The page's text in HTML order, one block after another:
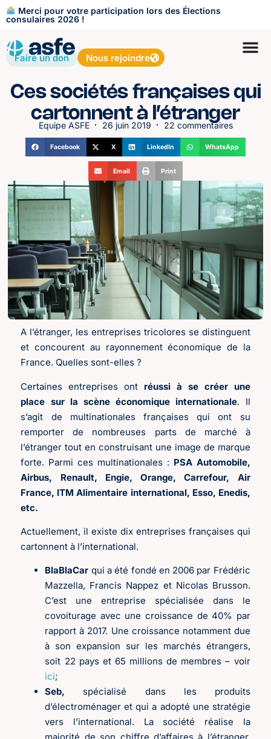
Merci pour votre participation lors des Élections
consulaires 2026 !
Faire un don Nous rejoindre
Ces sociétés françaises qui
cartonnent à l’étranger
Equipe ASFE 26 juin 2019 22 commentaires
Facebook X LinkedIn WhatsApp
Email Print
A l’étranger, les entreprises tricolores se distinguent
et concourent au rayonnement économique de la
France. Quelles sont-elles ?
Certaines entreprises ont réussi à se créer une
place sur la scène économique internationale. Il
s’agit de multinationales françaises qui ont su
remporter de nombreuses parts de marché à
l’étranger tout en construisant une image de marque
forte. Parmi ces multinationales : PSA Automobile,
Airbus, Renault, Engie, Orange, Carrefour, Air
France, ITM Alimentaire international, Esso, Enedis,
etc.
Actuellement, il existe dix entreprises françaises qui
cartonnent à l’international.
BlaBlaCar qui a été fondé en 2006 par Frédéric
Mazzella, Francis Nappez et Nicolas Brusson.
C’est une entreprise spécialisée dans le
covoiturage avec une croissance de 40% par
rapport à 2017. Une croissance notamment due
à son expansion sur les marchés étrangers,
soit 22 pays et 65 millions de membres – voir
ici;
Seb, spécialisé dans les produits
d’électroménager et qui a adopté une stratégie
vers l’international. La société réalise la